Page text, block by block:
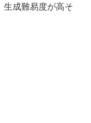
生成難易度が高そ